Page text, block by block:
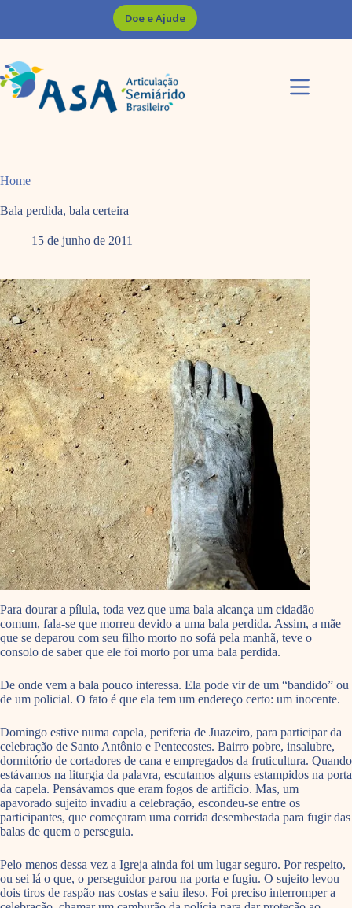
Doe e Ajude
Home
Bala perdida, bala certeira
15 de junho de 2011
Para dourar a pílula, toda vez que uma bala alcança um cidadão
comum, fala-se que morreu devido a uma bala perdida. Assim, a mãe
que se deparou com seu filho morto no sofá pela manhã, teve o
consolo de saber que ele foi morto por uma bala perdida.
De onde vem a bala pouco interessa. Ela pode vir de um “bandido” ou
de um policial. O fato é que ela tem um endereço certo: um inocente.
Domingo estive numa capela, periferia de Juazeiro, para participar da
celebração de Santo Antônio e Pentecostes. Bairro pobre, insalubre,
dormitório de cortadores de cana e empregados da fruticultura. Quando
estávamos na liturgia da palavra, escutamos alguns estampidos na porta
da capela. Pensávamos que eram fogos de artifício. Mas, um
apavorado sujeito invadiu a celebração, escondeu-se entre os
participantes, que começaram uma corrida desembestada para fugir das
balas de quem o perseguia.
Pelo menos dessa vez a Igreja ainda foi um lugar seguro. Por respeito,
ou sei lá o que, o perseguidor parou na porta e fugiu. O sujeito levou
dois tiros de raspão nas costas e saiu ileso. Foi preciso interromper a